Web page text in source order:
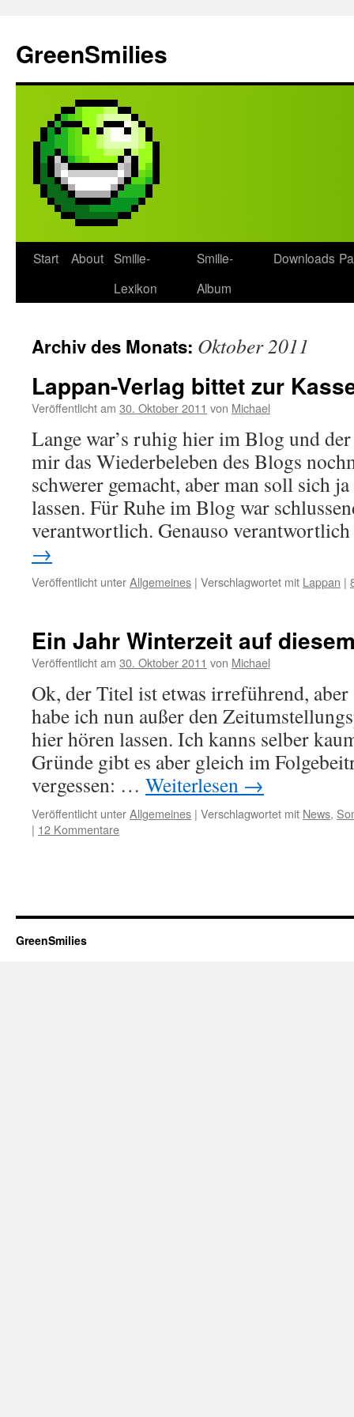
springen
GreenSmilies
Start About Smilie-
Lexikon
Smilie-
Album
Downloads
Archiv des Monats: Oktober 2011
Lappan-Verlag bittet zur
Veröffentlicht am 30. Oktober 2011 von Michael
Lange war’s ruhig hier im Blog und
mir das Wiederbeleben des Blogs
schwerer gemacht, aber man soll sich
lassen. Für Ruhe im Blog war
verantwortlich. Genauso
→
Veröffentlicht unterAllgemeines | Verschlagwortet mit Lappan |
Ein Jahr Winterzeit auf
Veröffentlicht am 30. Oktober 2011 von Michael
Ok, der Titel ist etwas irreführend,
habe ich nun außer den
hier hören lassen. Ich kanns selber
Gründe gibt es aber gleich im
vergessen: … Weiterlesen →
Veröffentlicht unterAllgemeines | Verschlagwortet mit News,
| 12 Kommentare
GreenSmilies